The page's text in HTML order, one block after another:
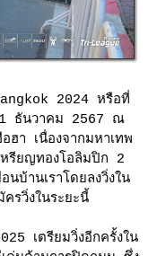
2024 หรือที่
1 ธันวาคม 2567 ณ
ฮา เนื่องจากมหาเทพ
รียญทองโอลิมปิก 2
บ้านเราโดยลงวิ่งใน
รวิ่งในระยะนี้
เตรียมวิ่งอีกครั้งใน